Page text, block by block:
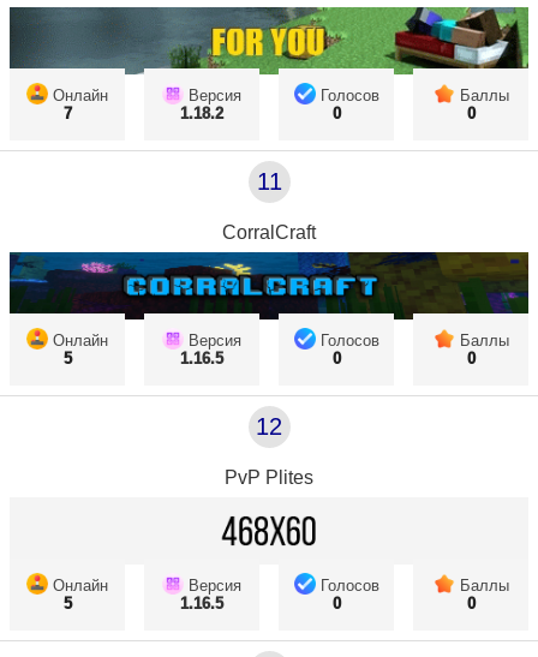
Онлайн
7
Версия
1.18.2
Голосов
0
Баллы
0
11
CorralCraft
Онлайн
5
Версия
1.16.5
Голосов
0
Баллы
0
12
PvP Plites
Онлайн
5
Версия
1.16.5
Голосов
0
Баллы
0